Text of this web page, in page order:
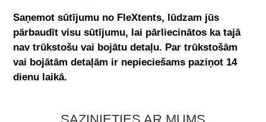
Saņemot sūtījumu no FleXtents, lūdzam jūs
pārbaudīt visu sūtījumu, lai pārliecinātos ka tajā
nav trūkstošu vai bojātu detaļu. Par trūkstošām
vai bojātām detaļām ir nepieciešams paziņot 14
dienu laikā.